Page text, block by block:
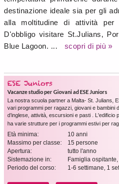
destinazione ideale sia per gli
alla moltitudine di attività
D'obbligo visitare St.Julians,
Blue Lagoon. ...
scopri di più »
ESE Juniors
Vacanze studio per Giovani ad ESE Juniors
La nostra scuola partner a Malta- St. Julians,
vari programmi per ragazzi, giovani e bambini
d’inglese, attività, escursioni e pasti . L'edificio
ha varie strutture per i programmi estivi per
Età minima:
10 anni
Massimo per classe:
15 persone
Apertura:
tutto l'anno
Sistemazione in:
Famiglia
Periodo del corso:
1-6 settimane, 1